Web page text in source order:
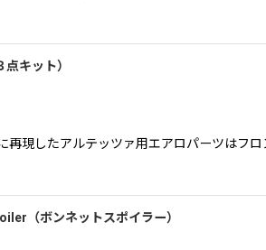
キット）
再現したアルテッツァ用エアロパーツは
（ボンネットスポイラー）